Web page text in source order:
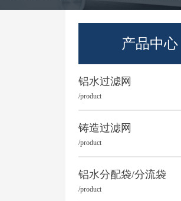
产品中心
铝水过滤网
铸造过滤网
铝水分配袋/分流袋